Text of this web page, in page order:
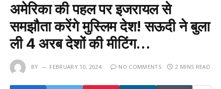
अमेरिका की पहल पर इजरायल से
समझौता करेंगे मुस्लिम देश! सऊदी ने बुला
ली 4 अरब देशों की मीटिंग…
BY FEBRUARY 10, 2024 NO COMMENTS 2 MINS READ